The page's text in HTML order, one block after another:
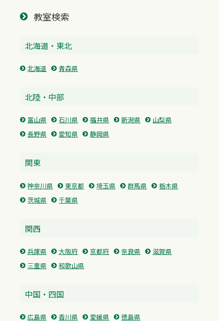
教室検索
北海道・東北
北海道 青森県
北陸・中部
富山県 石川県 福井県 新潟県
山梨県
長野県
愛知県 静岡県
関東
神奈川県 東京都 埼玉県 群馬県
栃木県
茨城県
千葉県
関西
兵庫県 大阪府 京都府 奈良県
滋賀県
三重県
和歌山県
中国・四国
広島県 香川県 愛媛県 徳島県